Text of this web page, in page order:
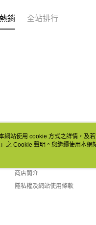
銷 全站排行
關於我們
商店簡介
隱私權及網站使用條款
網站使用 cookie 方式之詳情，及
」之 Cookie 聲明。您繼續使用本